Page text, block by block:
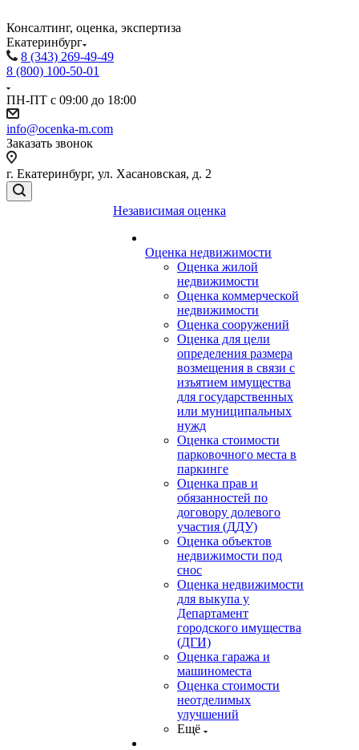
Консалтинг, оценка, экспертиза
Екатеринбург
8 (343) 269-49-49
8 (800) 100-50-01
ПН-ПТ с 09:00 до 18:00
info@ocenka-m.com
Заказать звонок
г. Екатеринбург, ул. Хасановская, д. 2
Независимая оценка
Оценка недвижимости
Оценка жилой
недвижимости
Оценка коммерческой
недвижимости
Оценка сооружений
Оценка для цели
определения размера
возмещения в связи с
изъятием имущества
для государственных
или муниципальных
нужд
Оценка стоимости
парковочного места в
паркинге
Оценка прав и
обязанностей по
договору долевого
участия (ДДУ)
Оценка объектов
недвижимости под
снос
Оценка недвижимости
для выкупа у
Департамент
городского имущества
(ДГИ)
Оценка гаража и
машиноместа
Оценка стоимости
неотделимых
улучшений
Ещё